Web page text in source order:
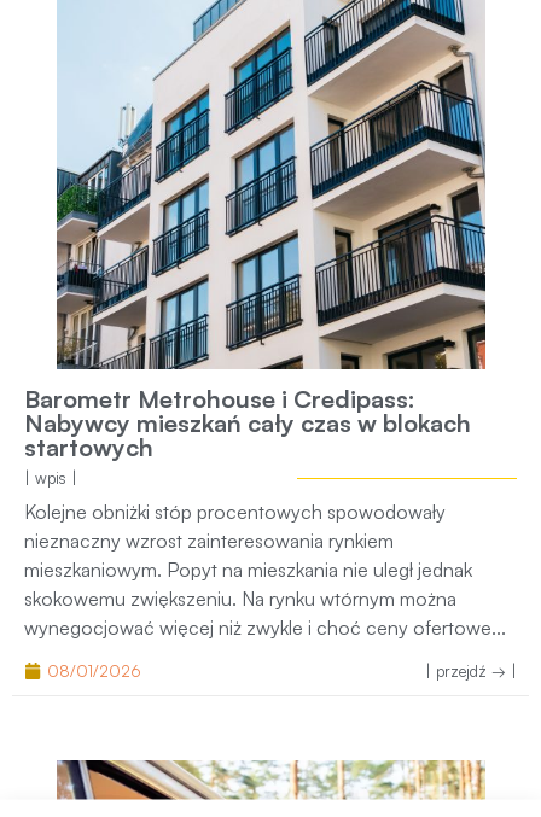
Barometr Metrohouse i Credipass:
Nabywcy mieszkań cały czas w blokach
startowych
| wpis |
Kolejne obniżki stóp procentowych spowodowały
nieznaczny wzrost zainteresowania rynkiem
mieszkaniowym. Popyt na mieszkania nie uległ jednak
skokowemu zwiększeniu. Na rynku wtórnym można
wynegocjować więcej niż zwykle i choć ceny ofertowe...
08/01/2026 | przejdź → |